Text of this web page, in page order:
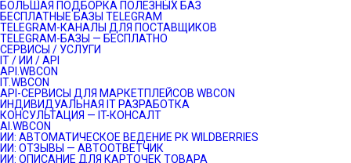
БОЛЬШАЯ ПОДБОРКА ПОЛЕЗНЫХ БАЗ
БЕСПЛАТНЫЕ БАЗЫ TELEGRAM
TELEGRAM-КАНАЛЫ ДЛЯ ПОСТАВЩИКОВ
TELEGRAM-БАЗЫ — БЕСПЛАТНО
СЕРВИСЫ / УСЛУГИ
IT / ИИ / API
API.WBCON
IT.WBCON
API-СЕРВИСЫ ДЛЯ МАРКЕТПЛЕЙСОВ WBCON
ИНДИВИДУАЛЬНАЯ IT РАЗРАБОТКА
КОНСУЛЬТАЦИЯ — IT-КОНСАЛТ
AI.WBCON
ИИ: АВТОМАТИЧЕСКОЕ ВЕДЕНИЕ РК WILDBERRIES
ИИ: ОТЗЫВЫ — АВТООТВЕТЧИК
ИИ: ОПИСАНИЕ ДЛЯ КАРТОЧЕК ТОВАРА